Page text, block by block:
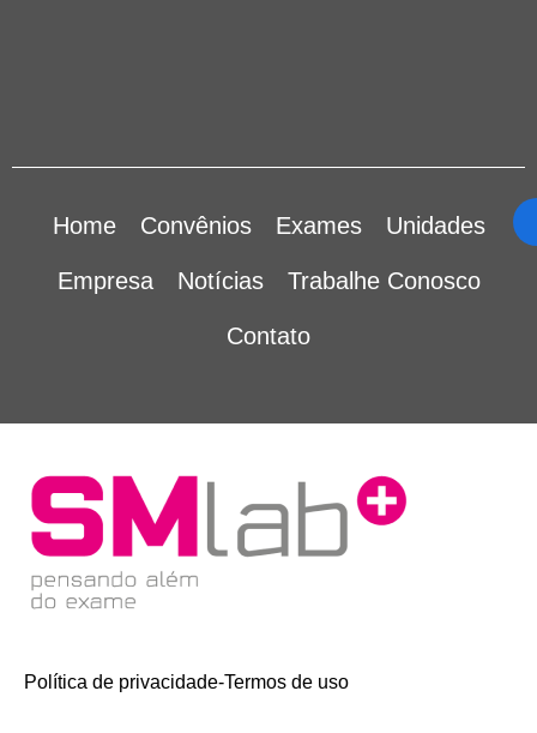
Home Convênios Exames Unidades
Empresa Notícias Trabalhe Conosco
Contato
Política de privacidade-Termos de uso